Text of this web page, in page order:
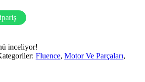
inceliyor!
Fluence, Motor Ve Parçaları,